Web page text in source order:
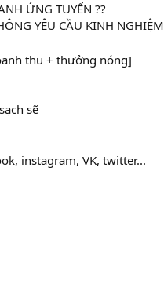
ỨNG TUYỂN ??
YÊU CẦU KINH NGHIỆM
thu + thưởng nóng]
sẽ
instagram, VK, twitter...